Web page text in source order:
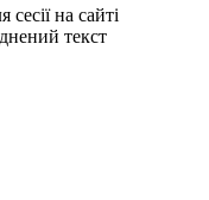
на сайті
текст